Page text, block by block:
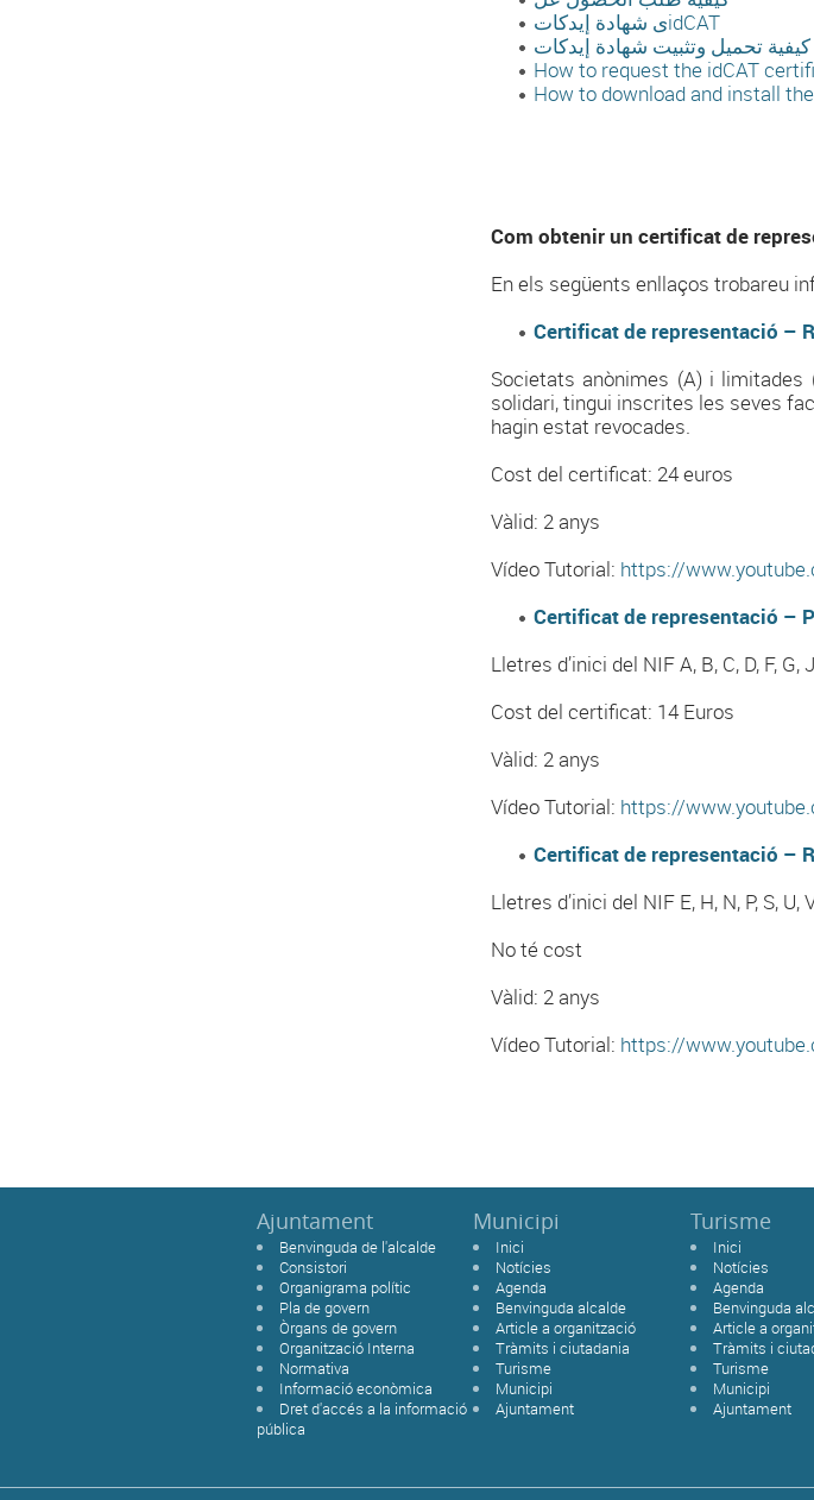
ى شهادة إيدكاتidCAT
How to request the idCAT
How to download and install
Com obtenir un certificat de
En els següents enllaços trobareu
Certificat de representació –
Societats anònimes (A) i
solidari, tingui inscrites les seves
hagin estat revocades.
Cost del certificat: 24 euros
Vàlid: 2 anys
Vídeo Tutorial: https://
Certificat de representació –
Lletres d’inici del NIF A, B, C, D, F, G,
Cost del certificat: 14 Euros
Vàlid: 2 anys
Vídeo Tutorial: https://
Certificat de representació –
Lletres d’inici del NIF E, H, N, P, S, U,
No té cost
Vàlid: 2 anys
Vídeo Tutorial: https://
Ajuntament
Benvinguda de l'alcalde
Consistori
Organigrama polític
Pla de govern
Òrgans de govern
Organització Interna
Normativa
Informació econòmica
Dret d'accés a la informació
pública
Municipi
Inici
Notícies
Agenda
Benvinguda alcalde
Article a organització
Tràmits i ciutadania
Turisme
Municipi
Ajuntament
Turisme
Inici
Notícies
Agenda
Benvinguda
Article a
Tràmits i
Turisme
Municipi
Ajuntament